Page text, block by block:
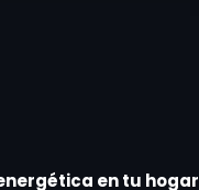
en tu hogar